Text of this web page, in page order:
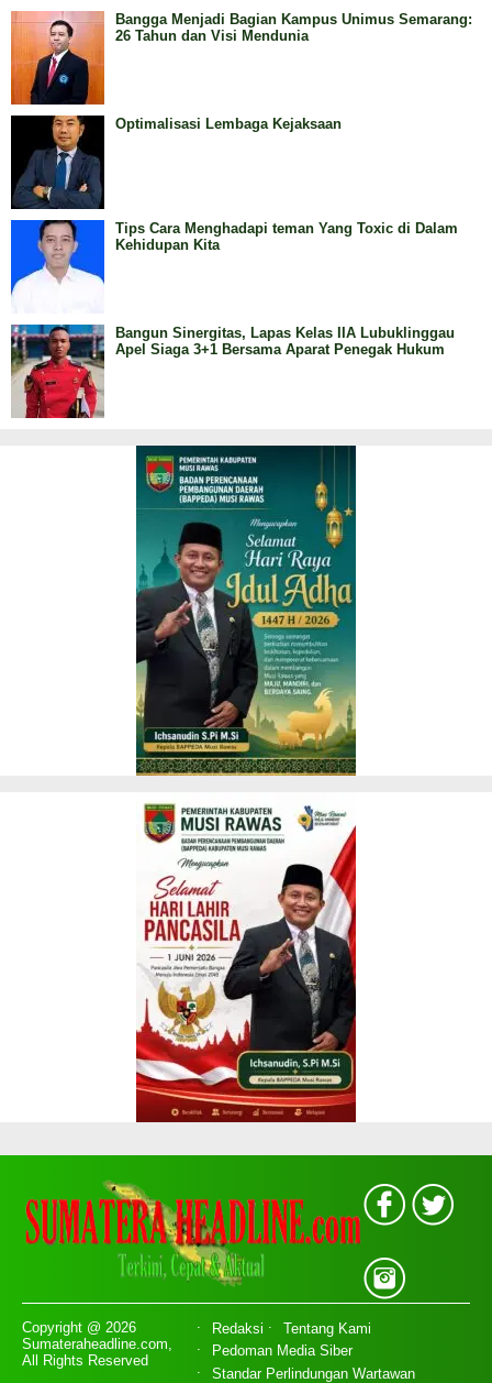
Bangga Menjadi Bagian Kampus Unimus Semarang:
26 Tahun dan Visi Mendunia
Optimalisasi Lembaga Kejaksaan
Tips Cara Menghadapi teman Yang Toxic di Dalam
Kehidupan Kita
Bangun Sinergitas, Lapas Kelas IIA Lubuklinggau
Apel Siaga 3+1 Bersama Aparat Penegak Hukum
Copyright @ 2026
Sumateraheadline.com,
All Rights Reserved
Redaksi
Tentang Kami
Pedoman Media Siber
Standar Perlindungan Wartawan